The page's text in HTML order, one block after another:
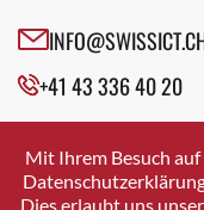
Crissier
Davos Platz
Dierikon
Dietikon
+41 43 336 40 20
SWISSICT
VULKANSTRASSE 120
8048 ZURICH
Mit Ihrem Besuch
Dies erlaubt uns